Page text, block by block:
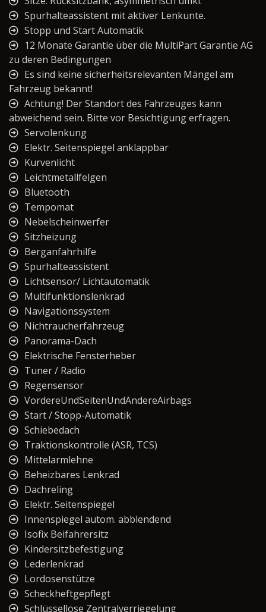
Spurhalteassistent mit aktiver Lenkunte.
Stopp und Start Automatik
12 Monate Garantie über die MultiPart Garantie AG
zu deren Bedingungen
Es sind keine sicherheitsrelevanten Mängel am
Fahrzeug bekannt!
Achtung! Der Standort des Fahrzeuges kann
abweichend sein. Bitte vor Besichtigung erfragen.
Servolenkung
Elektr. Seitenspiegel anklappbar
Kurvenlicht
Leichtmetallfelgen
Bluetooth
Tempomat
Nebelscheinwerfer
Sitzheizung
Berganfahrhilfe
Spurhalteassistent
Lichtsensor/ Lichtautomatik
Multifunktionslenkrad
Navigationssystem
Nichtraucherfahrzeug
Panorama-Dach
Elektrische Fensterheber
Tuner / Radio
Regensensor
VordereUndSeitenUndAndereAirbags
Start / Stopp-Automatik
Schiebedach
Traktionskontrolle (ASR, TCS)
Mittelarmlehne
Beheizbares Lenkrad
Dachreling
Elektr. Seitenspiegel
Innenspiegel autom. abblendend
Isofix Beifahrersitz
Kindersitzbefestigung
Lederlenkrad
Lordosenstütze
Scheckheftgepflegt
Schlüssellose Zentralverriegelung